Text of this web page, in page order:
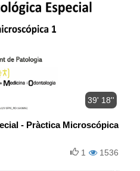
39' 18''
- Pràctica Microscópica
1536
1